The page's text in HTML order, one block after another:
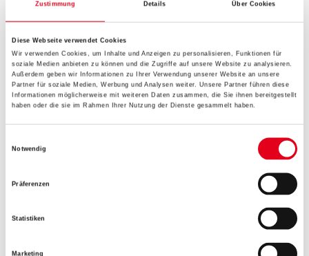
Zustimmung Details Über Cookies
Diese Webseite verwendet Cookies
Wir verwenden Cookies, um Inhalte und Anzeigen zu personalisieren, Funktionen für
soziale Medien anbieten zu können und die Zugriffe auf unsere Website zu analysieren.
Außerdem geben wir Informationen zu Ihrer Verwendung unserer Website an unsere
Partner für soziale Medien, Werbung und Analysen weiter. Unsere Partner führen diese
Informationen möglicherweise mit weiteren Daten zusammen, die Sie ihnen bereitgestellt
haben oder die sie im Rahmen Ihrer Nutzung der Dienste gesammelt haben.
Notwendig
Präferenzen
Statistiken
Marketing
Höhe in centimeter
Gebinde